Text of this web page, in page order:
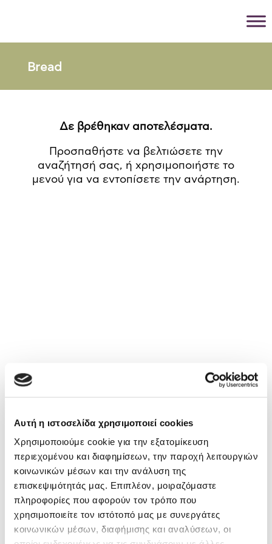
Αυτή η ιστοσελίδα χρησιμοποιεί cookies
Χρησιμοποιούμε cookie για την εξατομίκευση
περιεχομένου και διαφημίσεων, την παροχή λειτουργιών
κοινωνικών μέσων και την ανάλυση της
επισκεψιμότητάς μας. Επιπλέον, μοιραζόμαστε
πληροφορίες που αφορούν τον τρόπο που
χρησιμοποιείτε τον ιστότοπό μας με συνεργάτες
κοινωνικών μέσων, διαφήμισης και αναλύσεων, οι
Bread
Δε βρέθηκαν αποτελέσματα.
Προσπαθήστε να βελτιώσετε την
αναζήτησή σας, ή χρησιμοποιήστε το
μενού για να εντοπίσετε την ανάρτηση.